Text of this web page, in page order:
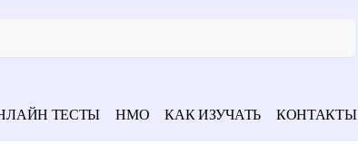
ТЕСТЫ НМО КАК ИЗУЧАТЬ КОНТАКТЫ